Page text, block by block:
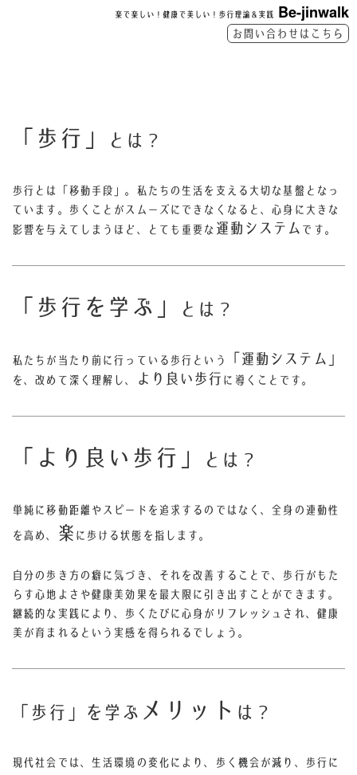
楽で楽しい！健康で美しい！歩行理論＆実践 Be-jinwalk
お問い合わせはこちら
「歩行」 とは？
歩行とは「移動手段」。私たちの生活を支える大切な基盤となっ
ています。歩くことがスムーズにできなくなると、心身に大きな
影響を与えてしまうほど、とても重要な 運動システム です。
「歩行を学ぶ」 とは？
私たちが当たり前に行っている歩行という 「運動システム」
を、改めて深く理解し、 より良い歩行 に導くことです。
「より良い歩行」 とは？
単純に移動距離やスピードを追求するのではなく、全身の連動性
を高め、 楽 に歩ける状態を指します。
自分の歩き方の癖に気づき、それを改善することで、歩行がもた
らす心地よさや健康美効果を最大限に引き出すことができます。
継続的な実践により、歩くたびに心身がリフレッシュされ、健康
美が育まれるという実感を得られるでしょう。
「歩行」を学ぶ メリット は？
現代社会では、生活環境の変化により、歩く機会が減り、歩行に